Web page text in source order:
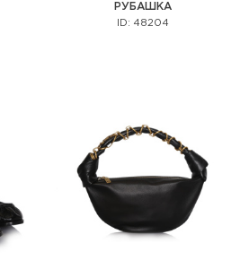
РУБАШКА
ID: 48204